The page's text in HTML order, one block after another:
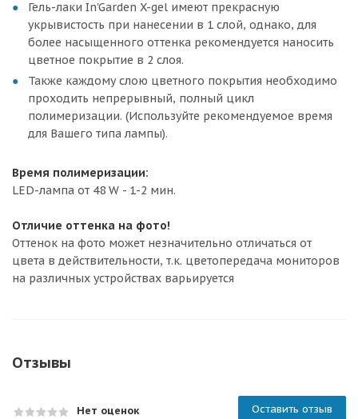
Гель-лаки In'Garden X-gel имеют прекрасную
укрывистость при нанесении в 1 слой, однако, для
более насыщенного оттенка рекомендуется наносить
цветное покрытие в 2 слоя.
Также каждому слою цветного покрытия необходимо
проходить непрерывный, полный цикл
полимеризации. (Используйте рекомендуемое время
для Вашего типа лампы).
Время полимеризации:
LED-лампа от 48 W - 1-2 мин.
Отличие оттенка на фото!
Оттенок на фото может незначительно отличаться от
цвета в действительности, т.к. цветопередача мониторов
на различных устройствах варьируется
Отзывы
Нет оценок Оставить отзыв